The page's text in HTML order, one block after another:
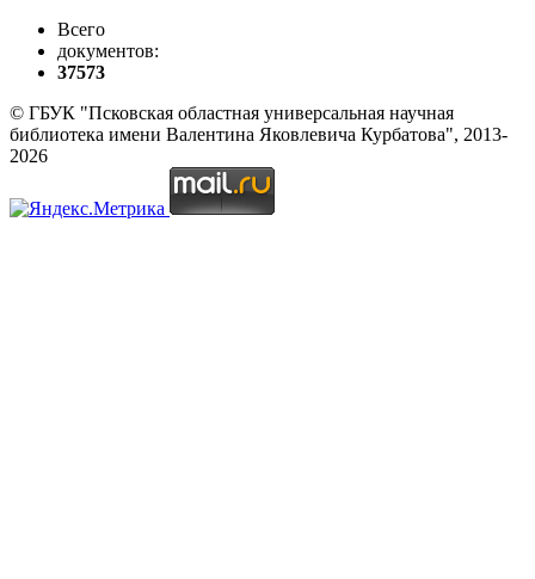
Всего
документов:
37573
© ГБУК "Псковская областная универсальная научная
библиотека имени Валентина Яковлевича Курбатова", 2013-
2026